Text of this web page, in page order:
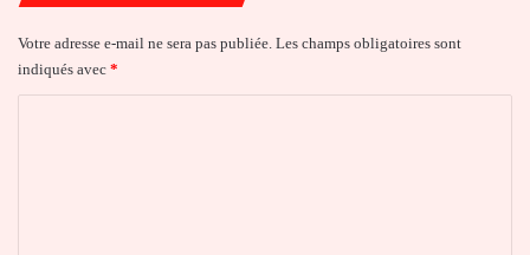
Votre adresse e-mail ne sera pas publiée. Les champs obligatoires sont
indiqués avec *